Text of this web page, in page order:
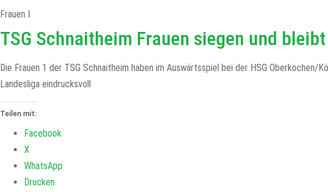
Frauen I
TSG Schnaitheim Frauen siegen und
Die Frauen 1 der TSG Schnaitheim haben im Auswärtsspiel bei der HSG
Landesliga eindrucksvoll
Teilen mit:
Facebook
X
WhatsApp
Drucken